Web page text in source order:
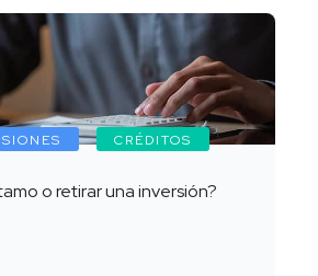
CRÉDITOS
o retirar una inversión?